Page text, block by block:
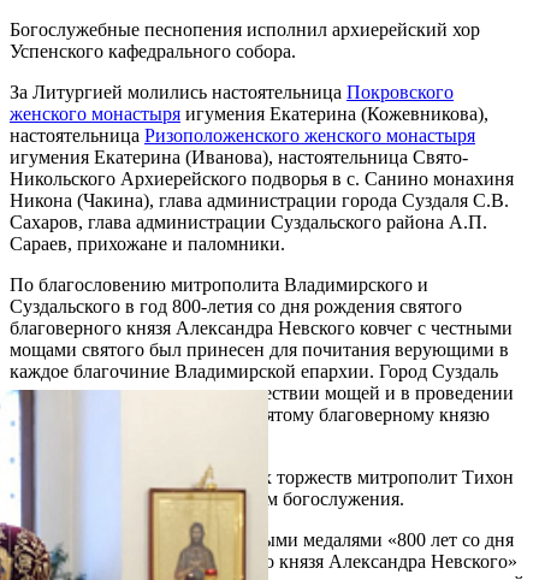
Богослужебные песнопения исполнил архиерейский хор
Успенского кафедрального собора.
За Литургией молились настоятельница Покровского
женского монастыря игумения Екатерина (Кожевникова),
настоятельница Ризоположенского женского монастыря
игумения Екатерина (Иванова), настоятельница Свято-
Никольского Архиерейского подворья в с. Санино монахиня
Никона (Чакина), глава администрации города Суздаля С.В.
Сахаров, глава администрации Суздальского района А.П.
Сараев, прихожане и паломники.
По благословению митрополита Владимирского и
Суздальского в год 800-летия со дня рождения святого
благоверного князя Александра Невского ковчег с честными
мощами святого был принесен для почитания верующими в
каждое благочиние Владимирской епархии. Город Суздаль
стал завершающим этапом в шествии мощей и в проведении
мероприятий, посвященных святому благоверному князю
По завершении богослужебных торжеств митрополит Тихон
произнес проповедь участникам богослужения.
Владыка наградил епархиальными медалями «800 лет со дня
рождения святого благоверного князя Александра Невского»